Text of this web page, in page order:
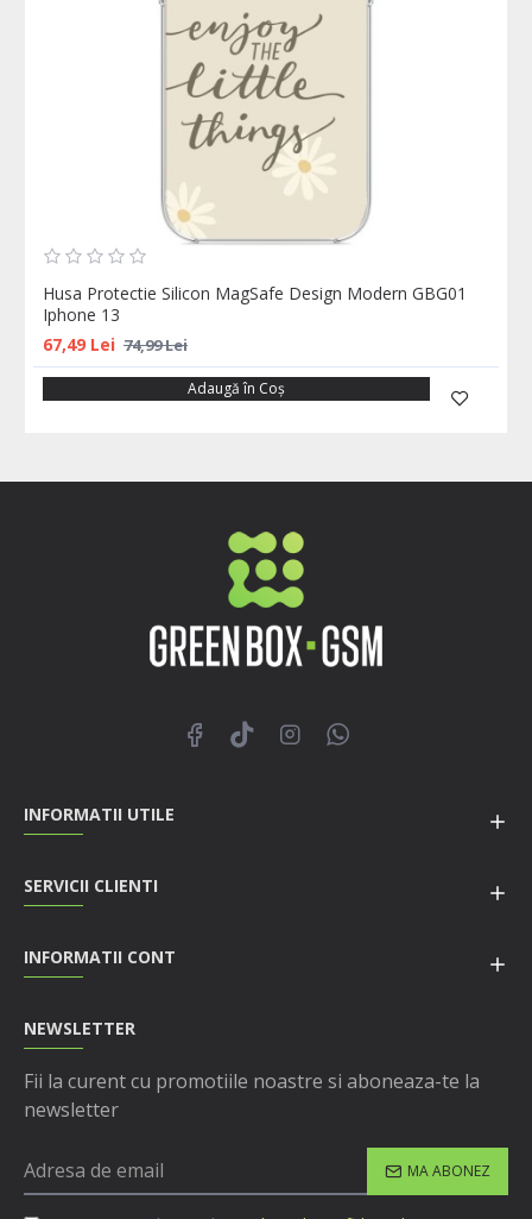
Husa Protectie Silicon MagSafe Design Modern GBG01
Iphone 13
67,49 Lei 74,99 Lei
Adaugă în Coş
INFORMATII UTILE
SERVICII CLIENTI
INFORMATII CONT
NEWSLETTER
Fii la curent cu promotiile noastre si aboneaza-te la
newsletter
MA ABONEZ